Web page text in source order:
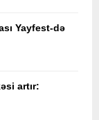
Yayfest-də
artır: